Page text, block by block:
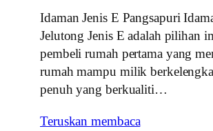
Idaman Jenis E Pangsapuri
Jelutong Jenis E adalah pilihan
pembeli rumah pertama yang
rumah mampu milik
penuh yang berkualiti…
Teruskan membaca